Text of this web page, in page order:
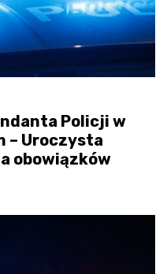
Policji w
– Uroczysta
obowiązków